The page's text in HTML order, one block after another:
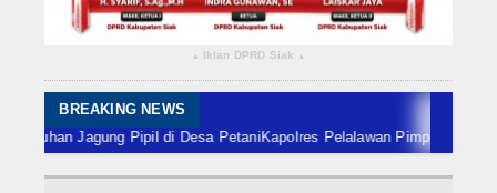
Indragiri Hulu
Kuansing
Siak
▴ Iklan DPRD Siak ▴
BREAKING NEWS
Jagung Pipil di Desa PetaniKapolres Pelalawan Pimpin Pemadaman